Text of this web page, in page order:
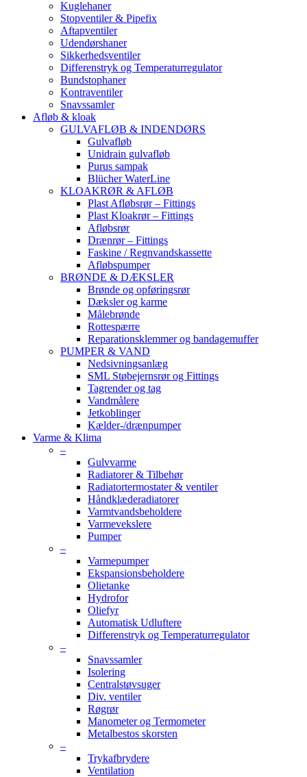
Kuglehaner
Stopventiler & Pipefix
Aftapventiler
Udendørshaner
Sikkerhedsventiler
Differenstryk og Temperaturregulator
Bundstophaner
Kontraventiler
Snavssamler
Afløb & kloak
GULVAFLØB & INDENDØRS
Gulvafløb
Unidrain gulvafløb
Purus sampak
Blücher WaterLine
KLOAKRØR & AFLØB
Plast Afløbsrør – Fittings
Plast Kloakrør – Fittings
Afløbsrør
Drænrør – Fittings
Faskine / Regnvandskassette
Afløbspumper
BRØNDE & DÆKSLER
Brønde og opføringsrør
Dæksler og karme
Målebrønde
Rottespærre
Reparationsklemmer og bandagemuffer
PUMPER & VAND
Nedsivningsanlæg
SML Støbejernsrør og Fittings
Tagrender og tag
Vandmålere
Jetkoblinger
Kælder-/drænpumper
Varme & Klima
–
Gulvvarme
Radiatorer & Tilbehør
Radiatortermostater & ventiler
Håndklæderadiatorer
Varmtvandsbeholdere
Varmevekslere
Pumper
–
Varmepumper
Ekspansionsbeholdere
Olietanke
Hydrofor
Oliefyr
Automatisk Udluftere
Differenstryk og Temperaturregulator
–
Snavssamler
Isolering
Centralstøvsuger
Div. ventiler
Røgrør
Manometer og Termometer
Metalbestos skorsten
–
Trykafbrydere
Ventilation